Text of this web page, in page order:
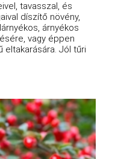
tavasszal, és
díszítő növény,
árnyékos
vagy éppen
eltakarására. Jól tűri